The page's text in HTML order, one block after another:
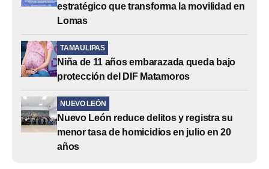
estratégico que transforma la movilidad en
Lomas
TAMAULIPAS
Niña de 11 años embarazada queda bajo
protección del DIF Matamoros
NUEVO LEÓN
Nuevo León reduce delitos y registra su
menor tasa de homicidios en julio en 20
años